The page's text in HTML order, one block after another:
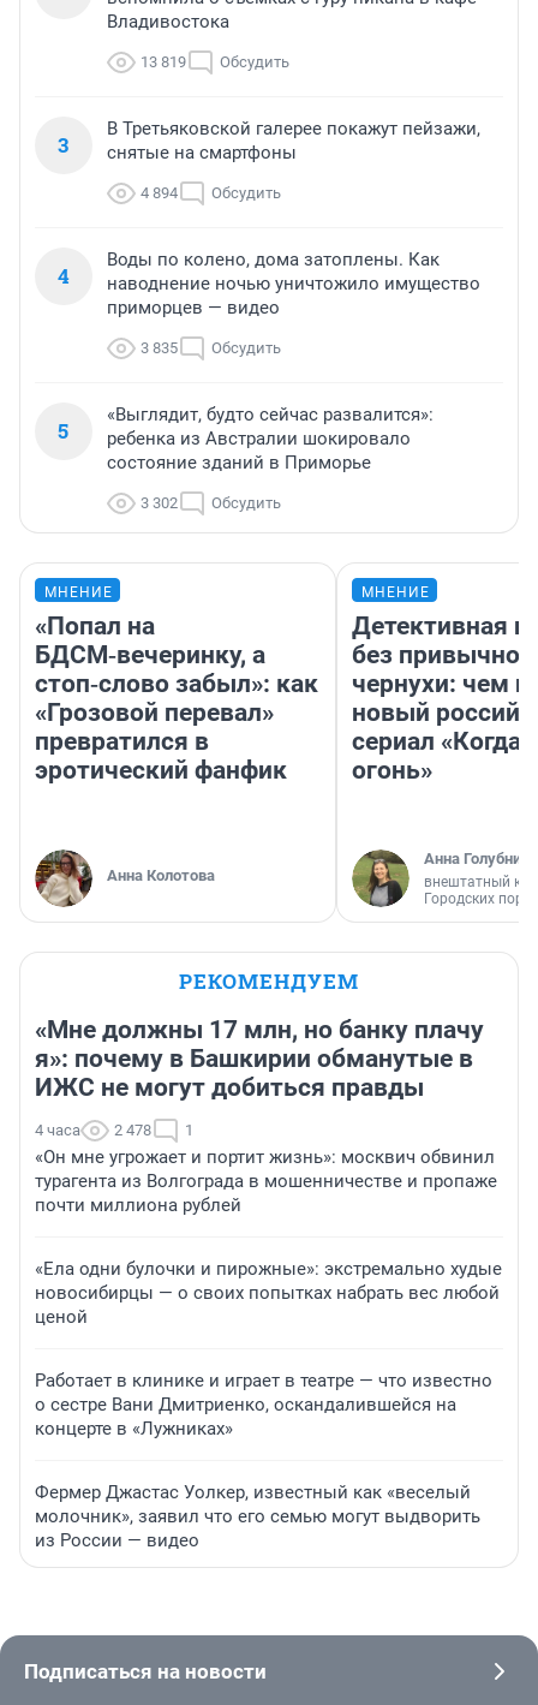
Владивостока
13 819 Обсудить
3
В Третьяковской галерее покажут пейзажи,
снятые на смартфоны
4 894 Обсудить
4
Воды по колено, дома затоплены. Как
наводнение ночью уничтожило имущество
приморцев — видео
3 835 Обсудить
5
«Выглядит, будто сейчас развалится»:
ребенка из Австралии шокировало
состояние зданий в Приморье
3 302 Обсудить
МНЕНИЕ
«Попал на
БДСМ‑вечеринку, а
стоп‑слово забыл»: как
«Грозовой перевал»
превратился в
эротический фанфик
Анна Колотова
МНЕНИЕ
Детективная
без привычной
чернухи: чем
новый
сериал «Когда
огонь»
Анна
внештатный
Городских
РЕКОМЕНДУЕМ
«Мне должны 17 млн, но банку плачу
я»: почему в Башкирии обманутые в
ИЖС не могут добиться правды
4 часа 2 478 1
«Он мне угрожает и портит жизнь»: москвич обвинил
турагента из Волгограда в мошенничестве и пропаже
почти миллиона рублей
«Ела одни булочки и пирожные»: экстремально худые
новосибирцы — о своих попытках набрать вес любой
ценой
Работает в клинике и играет в театре — что известно
о сестре Вани Дмитриенко, оскандалившейся на
концерте в «Лужниках»
Фермер Джастас Уолкер, известный как «веселый
молочник», заявил что его семью могут выдворить
из России — видео
Подписаться на новости